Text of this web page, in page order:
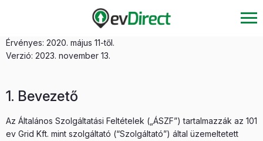
Érvényes: 2020. május 11-től.
Verzió: 2023. november 13.
1. Bevezető
Az Általános Szolgáltatási Feltételek („ÁSZF”) tartalmazzák az 101
ev Grid Kft. mint szolgáltató (“Szolgáltató”) által üzemeltetett